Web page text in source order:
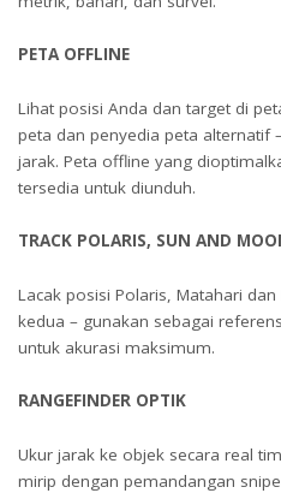
PETA OFFLINE
Lihat posisi Anda dan target di
peta dan penyedia peta alternatif
jarak. Peta offline yang
tersedia untuk diunduh.
TRACK POLARIS, SUN AND
Lacak posisi Polaris, Matahari
kedua – gunakan sebagai
untuk akurasi maksimum.
RANGEFINDER OPTIK
Ukur jarak ke objek secara real
mirip dengan pemandangan